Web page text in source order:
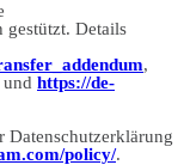
gestützt. Details
,
und https://de-
Datenschutzerklärung
policy/.